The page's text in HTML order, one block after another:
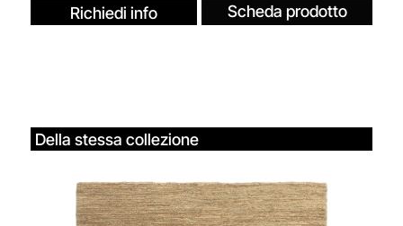
Richiedi info Scheda prodotto
Della stessa collezione